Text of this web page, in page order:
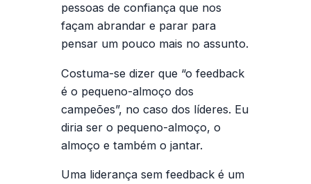
pessoas de confiança que nos
façam abrandar e parar para
pensar um pouco mais no assunto.
Costuma-se dizer que “o feedback
é o pequeno-almoço dos
campeões”, no caso dos líderes. Eu
diria ser o pequeno-almoço, o
almoço e também o jantar.
Uma liderança sem feedback é um